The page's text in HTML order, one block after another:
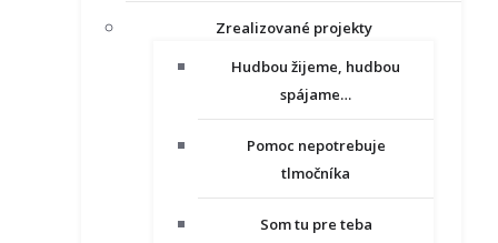
Zrealizované projekty
Hudbou žijeme, hudbou
spájame…
Pomoc nepotrebuje
tlmočníka
Som tu pre teba